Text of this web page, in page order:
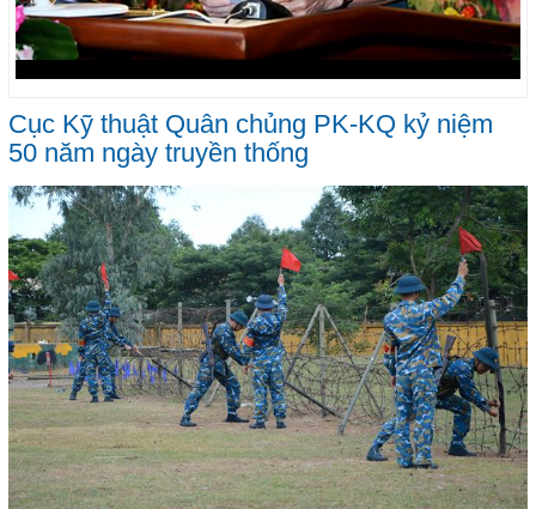
Cục Kỹ thuật Quân chủng PK-KQ kỷ niệm
50 năm ngày truyền thống